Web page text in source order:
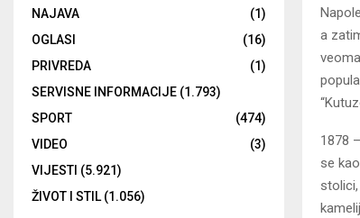
a
1878
se
stolici,
NAJAVA
(1)
OGLASI
(16)
PRIVREDA
(1)
SERVISNE INFORMACIJE (1.793)
SPORT
(474)
VIDEO
(3)
VIJESTI (5.921)
ŽIVOT I STIL(1.056)